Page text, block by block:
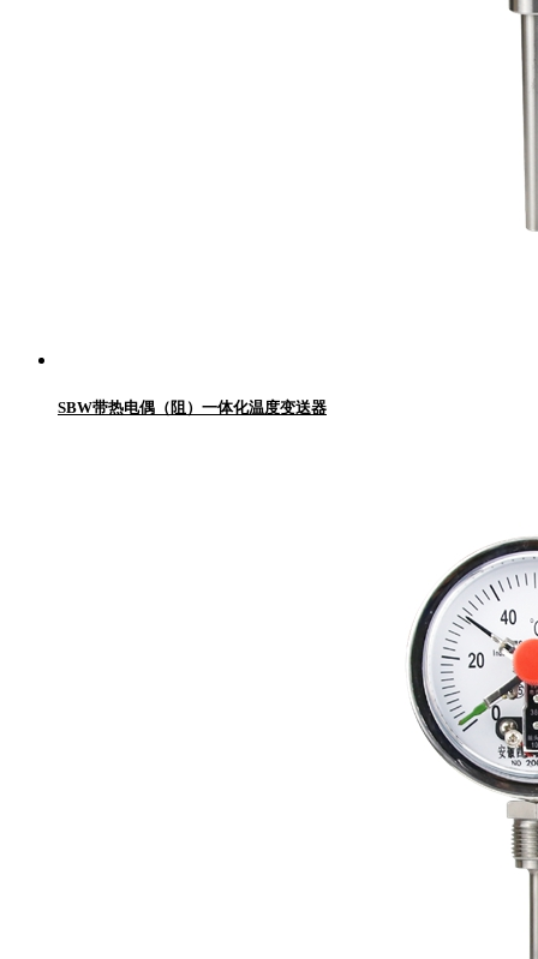
SBW带热电偶（阻）一体化温度变送器